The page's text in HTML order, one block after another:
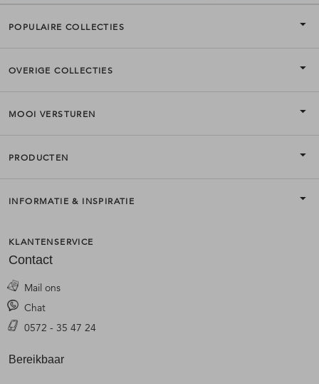
POPULAIRE COLLECTIES
OVERIGE COLLECTIES
MOOI VERSTUREN
PRODUCTEN
INFORMATIE & INSPIRATIE
KLANTENSERVICE
Contact
Mail ons
Chat
0572 - 35 47 24
Bereikbaar